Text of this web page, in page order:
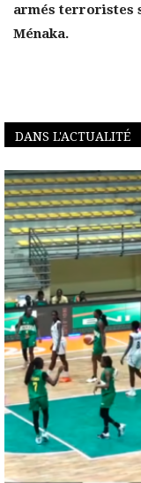
armés terroristes
Ménaka.
DANS L'ACTUALITÉ